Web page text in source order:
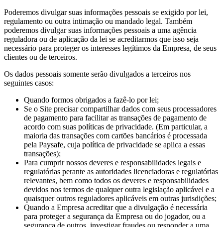
Poderemos divulgar suas informações pessoais se exigido por lei,
regulamento ou outra intimação ou mandado legal. Também
poderemos divulgar suas informações pessoais a uma agência
reguladora ou de aplicação da lei se acreditarmos que isso seja
necessário para proteger os interesses legítimos da Empresa, de seus
clientes ou de terceiros.
Os dados pessoais somente serão divulgados a terceiros nos
seguintes casos:
Quando formos obrigados a fazê-lo por lei;
Se o Site precisar compartilhar dados com seus processadores
de pagamento para facilitar as transações de pagamento de
acordo com suas políticas de privacidade. (Em particular, a
maioria das transações com cartões bancários é processada
pela Paysafe, cuja política de privacidade se aplica a essas
transações);
Para cumprir nossos deveres e responsabilidades legais e
regulatórias perante as autoridades licenciadoras e regulatórias
relevantes, bem como todos os deveres e responsabilidades
devidos nos termos de qualquer outra legislação aplicável e a
quaisquer outros reguladores aplicáveis em outras jurisdições;
Quando a Empresa acreditar que a divulgação é necessária
para proteger a segurança da Empresa ou do jogador, ou a
segurança de outros, investigar fraudes ou responder a uma